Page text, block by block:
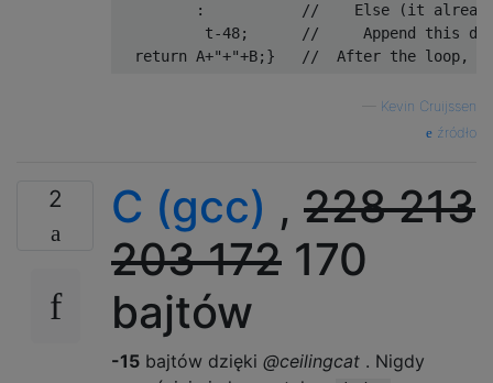
:
//    Else (it
          t
-48;
//     Append this
return A+"+"+B;} //  After the loop,
Kevin Cruijssen
źródło
2 C (gcc) , 228213
203172 170
bajtów
-15 bajtów dzięki @ceilingcat . Nigdy